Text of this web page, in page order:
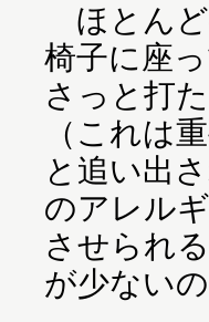
ほとんど
椅子に座
さっと打
（これは
と追い出
のアレル
させられ
が少ない